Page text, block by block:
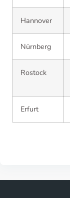
Hannover
Nürnberg
Rostock
Erfurt